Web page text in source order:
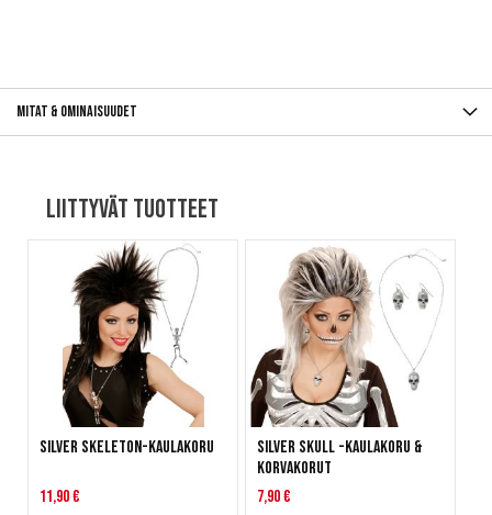
Mitat & ominaisuudet
Liittyvät tuotteet
Silver Skeleton-kaulakoru
11,90 €
Silver Skull -kaulakoru &
korvakorut
7,90 €